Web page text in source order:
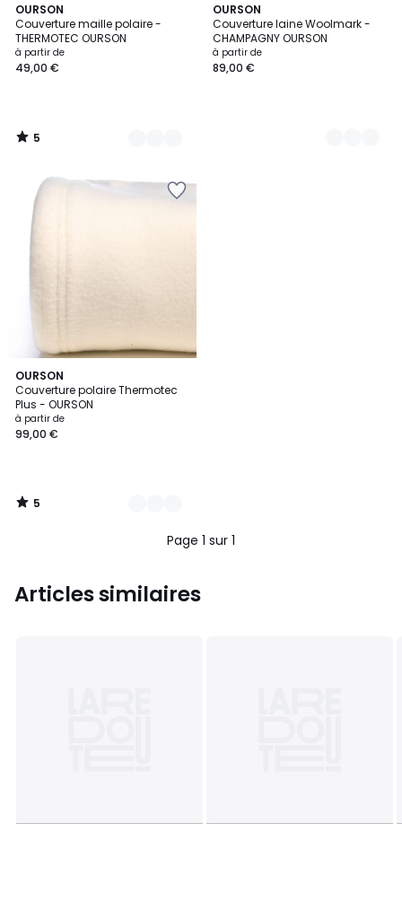
OURSON
Couverture maille polaire -
THERMOTEC OURSON
Prix
à
49,00
€.
à partir de
49,00 €
5
/
5
7
Couleurs
5
/
OURSON
Couverture laine Woolmark -
CHAMPAGNY OURSON
à partir de
89,00 €
4
Couleurs
OURSON
Couverture polaire Thermotec
Plus - OURSON
à partir de
99,00 €
5
/
5
8
Couleurs
5
/
Page 1 sur 1
Articles similaires